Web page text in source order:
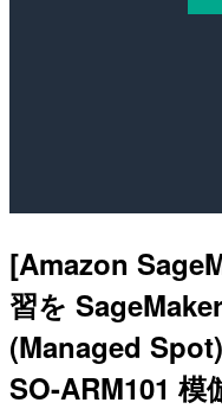
[Amazon
習を
(Managed
SO-ARM101 模